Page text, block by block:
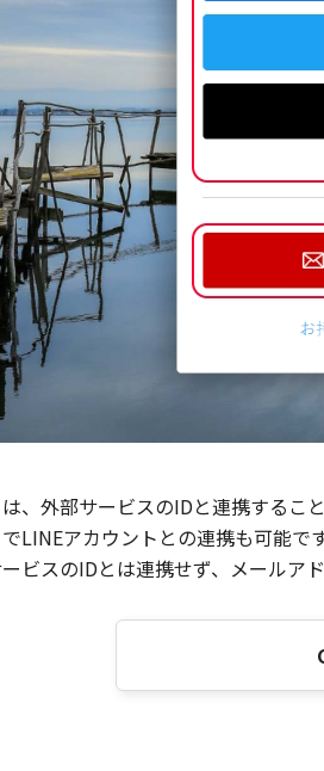
、外部サービスのIDと連携するこ
LINEアカウントとの連携も可能です
ビスのIDとは連携せず、メールア